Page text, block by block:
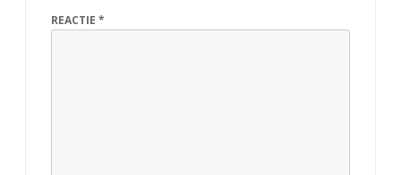
REACTIE *